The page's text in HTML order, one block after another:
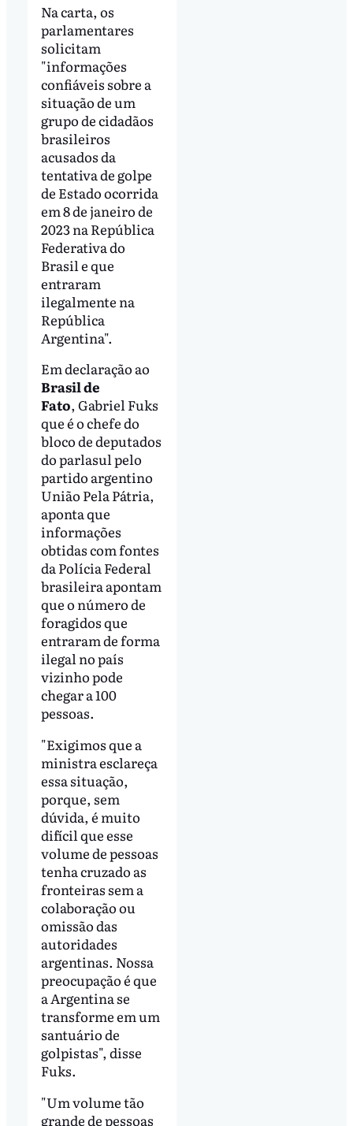
Na carta, os
parlamentares
solicitam
"informações
confiáveis sobre a
situação de um
grupo de cidadãos
brasileiros
acusados da
tentativa de golpe
de Estado ocorrida
em 8 de janeiro de
2023 na República
Federativa do
Brasil e que
entraram
ilegalmente na
República
Argentina".
Em declaração ao
Brasil de
Fato, Gabriel Fuks
que é o chefe do
bloco de deputados
do parlasul pelo
partido argentino
União Pela Pátria,
aponta que
informações
obtidas com fontes
da Polícia Federal
brasileira apontam
que o número de
foragidos que
entraram de forma
ilegal no país
vizinho pode
chegar a 100
pessoas.
"Exigimos que a
ministra esclareça
essa situação,
porque, sem
dúvida, é muito
difícil que esse
volume de pessoas
tenha cruzado as
fronteiras sem a
colaboração ou
omissão das
autoridades
argentinas. Nossa
preocupação é que
a Argentina se
transforme em um
santuário de
golpistas", disse
Fuks.
"Um volume tão
grande de pessoas